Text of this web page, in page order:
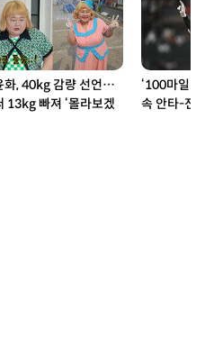
화, 40kg 감량 선언…
13kg 빠져 ‘몰라보겠
‘100마일
속 안타-전